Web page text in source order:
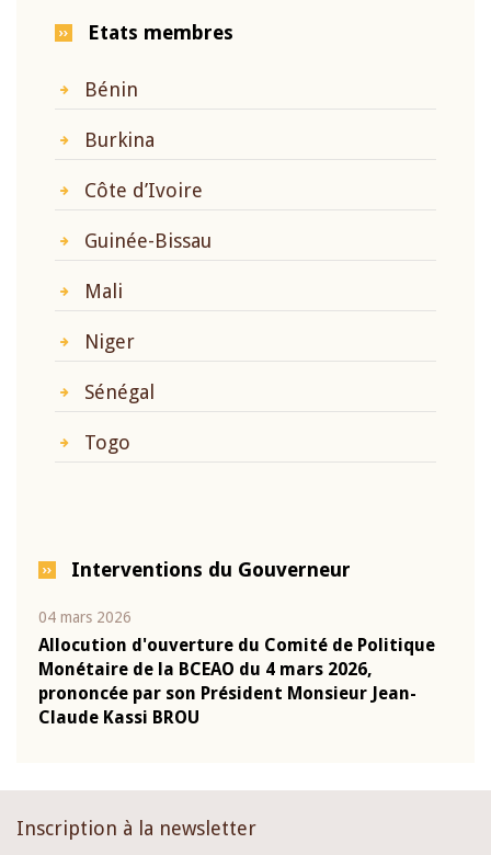
Etats membres
Bénin
Burkina
Côte d’Ivoire
Guinée-Bissau
Mali
Niger
Sénégal
Togo
Interventions du Gouverneur
04 mars 2026
Allocution d'ouverture du Comité de Politique
Monétaire de la BCEAO du 4 mars 2026,
prononcée par son Président Monsieur Jean-
Claude Kassi BROU
Inscription à la newsletter